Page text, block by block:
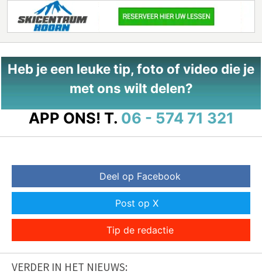
Heb je een leuke tip, foto of video die je
met ons wilt delen?
APP ONS! T. 06 - 574 71 321
Deel op Facebook
Post op X
Tip de redactie
VERDER IN HET NIEUWS: